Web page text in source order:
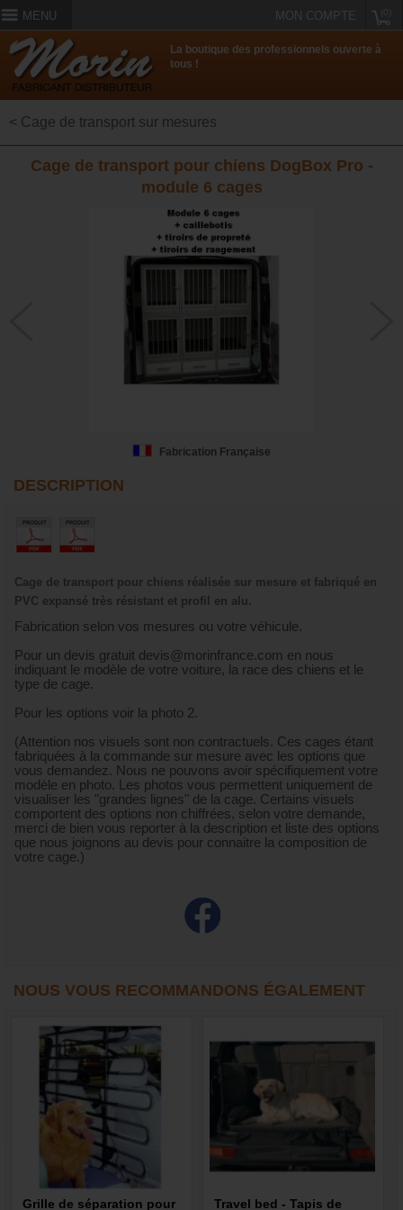
MENU MON COMPTE
La boutique des professionnels ouverte à
tous !
< Cage de transport sur mesures
Cage de transport pour chiens DogBox Pro -
module 6 cages
Fabrication Française
DESCRIPTION
Cage de transport pour chiens réalisée sur mesure et fabriqué en
PVC expansé très résistant et profil en alu.
Fabrication selon vos mesures ou votre véhicule.
Pour un devis gratuit devis@morinfrance.com en nous
indiquant le modèle de votre voiture, la race des chiens et le
type de cage.
Pour les options voir la photo 2.
(Attention nos visuels sont non contractuels. Ces cages étant
fabriquées à la commande sur mesure avec les options que
vous demandez. Nous ne pouvons avoir spécifiquement votre
modèle en photo. Les photos vous permettent uniquement de
visualiser les "grandes lignes" de la cage. Certains visuels
comportent des options non chiffrées, selon votre demande,
merci de bien vous reporter à la description et liste des options
que nous joignons au devis pour connaitre la composition de
votre cage.)
NOUS VOUS RECOMMANDONS ÉGALEMENT
Grille de séparation pour
Travel bed - Tapis de